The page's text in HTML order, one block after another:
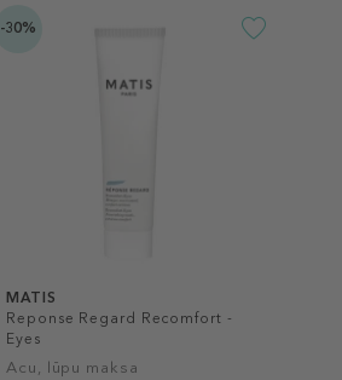
-30%
MATIS
Reponse Regard Recomfort -
Eyes
Acu, lūpu maksa